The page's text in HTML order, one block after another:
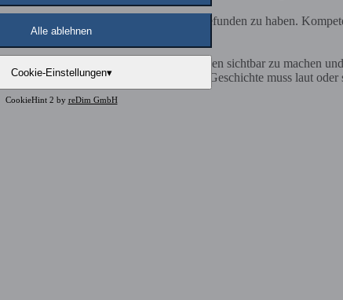
froh, den Rediroma-Verlag gefunden zu haben.
von Worten. Es ist ein Weg, Gedanken sichtbar zu machen
im Mittelpunkt stehen. Nicht jede Geschichte muss laut oder
Alle ablehnen
Cookie-Einstellungen▾
CookieHint 2 by reDim GmbH